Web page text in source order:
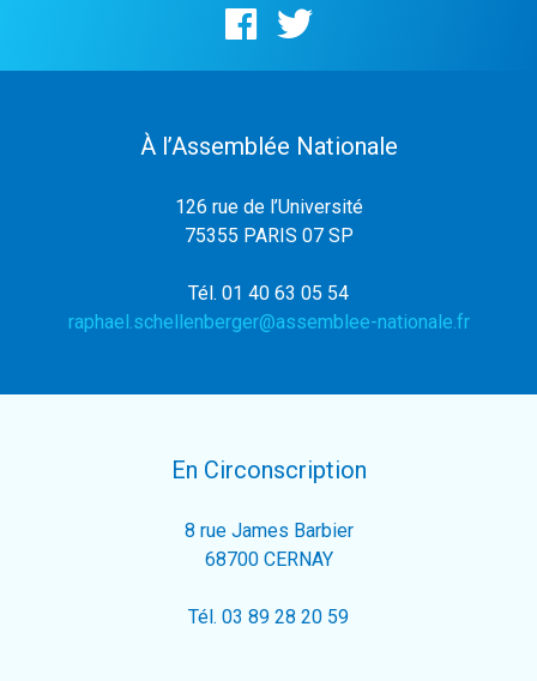
À l’Assemblée Nationale
126 rue de l’Université
75355 PARIS 07 SP
Tél. 01 40 63 05 54
raphael.schellenberger@assemblee-nationale.fr
En Circonscription
8 rue James Barbier
68700 CERNAY
Tél. 03 89 28 20 59